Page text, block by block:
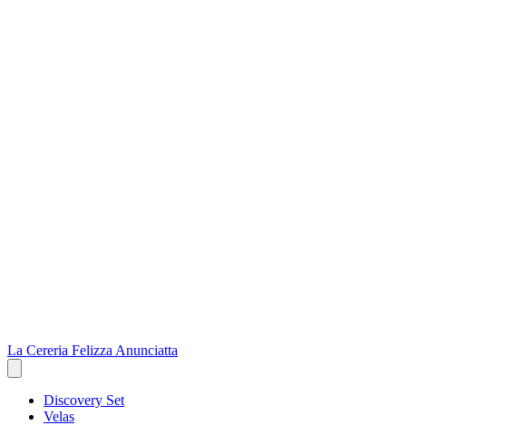
La Cereria Felizza Anunciatta
Discovery Set
Velas